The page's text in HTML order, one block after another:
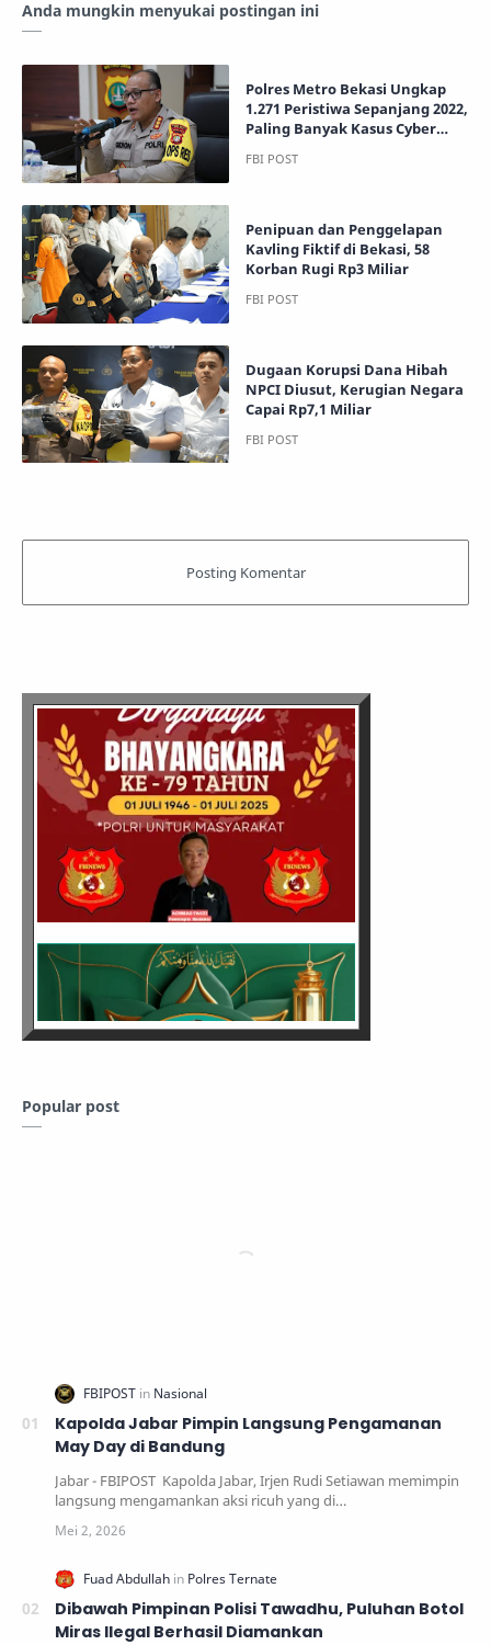
Anda mungkin menyukai postingan ini
Polres Metro Bekasi Ungkap
1.271 Peristiwa Sepanjang 2022,
Paling Banyak Kasus Cyber
Penipuan dan Penggelapan
Kavling Fiktif di Bekasi, 58
Korban Rugi Rp3 Miliar
Dugaan Korupsi Dana Hibah
NPCI Diusut, Kerugian Negara
Capai Rp7,1 Miliar
Popular post
Kapolda Jabar Pimpin Langsung Pengamanan
May Day di Bandung
Jabar - FBIPOST Kapolda Jabar, Irjen Rudi Setiawan memimpin
langsung mengamankan aksi ricuh yang di…
Dibawah Pimpinan Polisi Tawadhu, Puluhan Botol
Miras Ilegal Berhasil Diamankan